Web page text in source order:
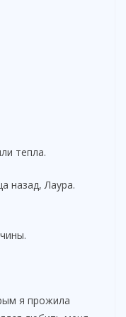
тепла.
назад, Лаура.
я прожила